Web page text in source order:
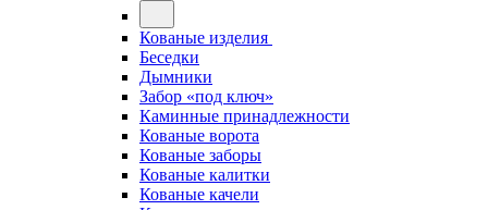
Кованые изделия
Беседки
Дымники
Забор «под ключ»
Каминные принадлежности
Кованые ворота
Кованые заборы
Кованые калитки
Кованые качели